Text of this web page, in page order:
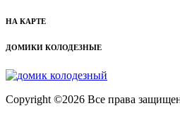
НА КАРТЕ
ДОМИКИ КОЛОДЕЗНЫЕ
Copyright ©2026 Все права